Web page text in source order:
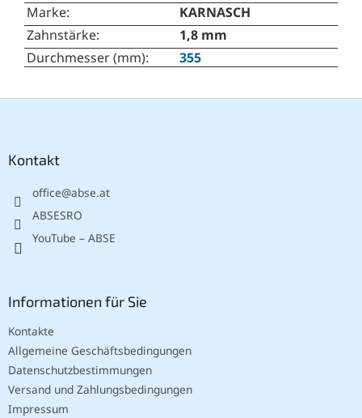
Marke:
KARNASCH
Zahnstärke:
1,8 mm
Durchmesser (mm): 355
Kontakt
office@abse.at
ABSESRO
YouTube – ABSE
Informationen für Sie
Kontakte
Allgemeine Geschäftsbedingungen
Datenschutzbestimmungen
Versand und Zahlungsbedingungen
Impressum